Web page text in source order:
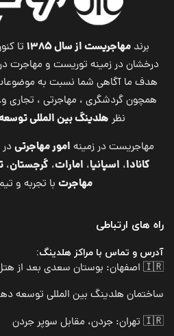
برندمهاجریست از سال ۱۳۸۵
درخشان در زمینه توریست و مهاجرت
هدف ما آگاهی شما نسبت به
همچون گردشگری ، مهاجرتی ، تجاری
نظر هلدینگ بین المللی
مهاجریست در زمینه امور مهاجرتی
کانادا، اسپانیا، امارات، گرجستان،
مهاجرت با تجربه و
راه های ارتباطی
آدرس و تماس با مراکز هلدینگ:
🇮🇷 اصفهان: بوستان سعدی بعد از هتل چهل پنجره
ساختمان هلدینگ بین المللی توسعه
🇮🇷 تهران: جردن، مقابل سوپر جردن